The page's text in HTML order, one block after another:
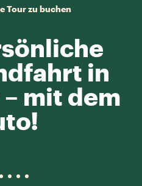
Tour zu buchen
in
mit dem